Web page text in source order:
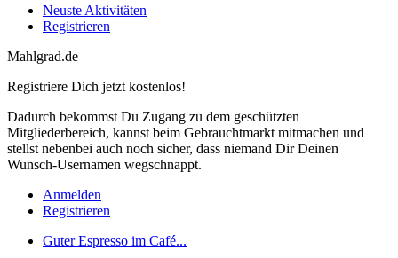
Neuste Aktivitäten
Registrieren
Mahlgrad.de
Registriere Dich jetzt kostenlos!
Dadurch bekommst Du Zugang zu dem geschützten
Mitgliederbereich, kannst beim Gebrauchtmarkt mitmachen und
stellst nebenbei auch noch sicher, dass niemand Dir Deinen
Wunsch-Usernamen wegschnappt.
Anmelden
Registrieren
Guter Espresso im Café...